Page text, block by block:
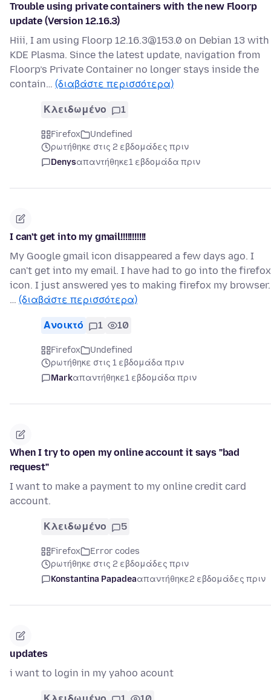
Trouble using private containers with the new Floorp
update (Version 12.16.3)
Hiii, I am using Floorp 12.16.3@153.0 on Debian 13 with
KDE Plasma. Since the latest update, navigation from
Floorp’s Private Container no longer stays inside the
contain… (διαβάστε περισσότερα)
Κλειδωμένο 1
Firefox
Undefined
ρωτήθηκε στις 2 εβδομάδες πριν
Denysαπαντήθηκε1 εβδομάδα πριν
I can't get into my gmail!!!!!!!!!!!
My Google gmail icon disappeared a few days ago. I
can't get into my email. I have had to go into the firefox
icon. I just answered yes to making firefox my browser.
… (διαβάστε περισσότερα)
Ανοικτό 1 10
Firefox
Undefined
ρωτήθηκε στις 1 εβδομάδα πριν
Markαπαντήθηκε1 εβδομάδα πριν
When I try to open my online account it says "bad
request"
I want to make a payment to my online credit card
account.
Κλειδωμένο 5
Firefox
Error codes
ρωτήθηκε στις 2 εβδομάδες πριν
Konstantina Papadeaαπαντήθηκε2 εβδομάδες πριν
updates
i want to login in my yahoo acount